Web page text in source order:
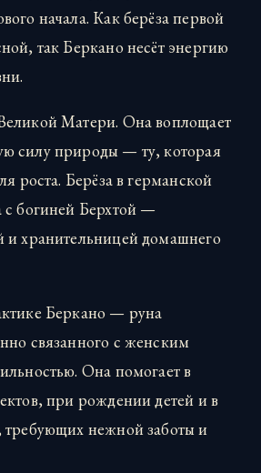
начала. Как берёза первой
так Беркано несёт энергию
Матери. Она воплощает
силу природы — ту, которая
роста. Берёза в германской
с богиней Берхтой —
и хранительницей домашнего
Беркано — руна
связанного с женским
Она помогает в
при рождении детей и в
требующих нежной заботы и